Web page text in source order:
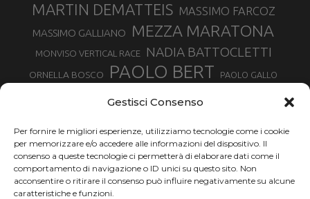
Gestisci Consenso
Per fornire le migliori esperienze, utilizziamo tecnologie come i cookie
per memorizzare e/o accedere alle informazioni del dispositivo. Il
consenso a queste tecnologie ci permetterà di elaborare dati come il
comportamento di navigazione o ID unici su questo sito. Non
acconsentire o ritirare il consenso può influire negativamente su alcune
caratteristiche e funzioni.
MARTIN DEMATTEIS MASSIMO FARCOZ
MASSIMO GALLIANO MEZZA MARATONA
MONVISO VERTICAL RACE NADIA BATTOCLETTI
ORNELLA BOSCO PAOLO BERT PAOLO GALLO
SILVIA SERAFINI SONIA GLAREY TAVAGNASCO TOR DES GEANTS
TOUR MONVISO TRAIL TRAIL MONTE CASTO TROFEO KIMA
TURIN MARATHON URBAN ZEMMER VAL DI FASSA RUNNING
VALENTINA BELOTTI